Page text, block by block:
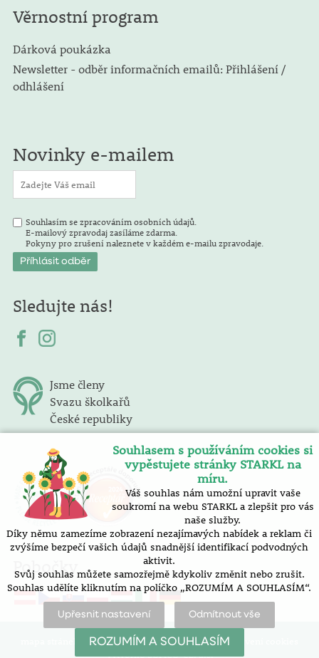
Věrnostní program
Dárková poukázka
Newsletter - odběr informačních emailů: Přihlášení /
odhlášení
Novinky e-mailem
Souhlasím se zpracováním osobních údajů.
E-mailový zpravodaj zasíláme zdarma.
Pokyny pro zrušení naleznete v každém e-mailu zpravodaje.
Sledujte nás!
Jsme členy
Svazu školkařů
České republiky
Pobočky
prohlášení o přístupnosti |
nastavení cookies
Vytvořilo SOFICO-CZ, a.s.
Souhlasem s používáním cookies si
vypěstujete stránky STARKL na
míru.
Váš souhlas nám umožní upravit vaše
soukromí na webu STARKL a zlepšit pro vás
naše služby.
Díky němu zamezíme zobrazení nezajímavých nabídek a reklam či
zvýšíme bezpečí vašich údajů snadnější identifikací podvodných
aktivit.
Svůj souhlas můžete samozřejmě kdykoliv změnit nebo zrušit.
Souhlas udělíte kliknutím na políčko „ROZUMÍM A SOUHLASÍM“.
Upřesnit nastavení Odmítnout vše
ROZUMÍM A SOUHLASÍM